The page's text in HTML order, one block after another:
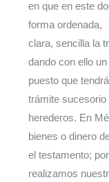
en que en este
forma ordenada,
clara, sencilla la
dando con ello
puesto que
trámite
herederos. En
bienes o dinero
el testamento;
realizamos